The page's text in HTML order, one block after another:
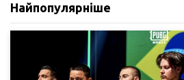
Найпопулярніше